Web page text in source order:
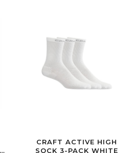
CRAFT ACTIVE HIGH
SOCK 3-PACK WHITE